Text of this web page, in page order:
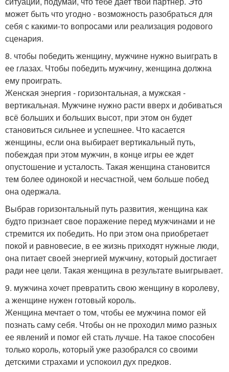
может быть что угодно - возможность разобраться для
себя с какими-то вопросами или реализация родового
сценария.
8. чтобы победить женщину, мужчине нужно выиграть в
ее глазах. Чтобы победить мужчину, женщина должна
ему проиграть.
Женская энергия - горизонтальная, а мужская -
вертикальная. Мужчине нужно расти вверх и добиваться
всё больших и больших высот, при этом он будет
становиться сильнее и успешнее. Что касается
женщины, если она выбирает вертикальный путь,
побеждая при этом мужчин, в конце игры ее ждет
опустошение и усталость. Такая женщина становится
тем более одинокой и несчастной, чем больше побед
она одержала.
Выбрав горизонтальный путь развития, женщина как
будто признает свое поражение перед мужчинами и не
стремится их победить. Но при этом она приобретает
покой и равновесие, в ее жизнь приходят нужные люди,
она питает своей энергией мужчину, который достигает
ради нее цели. Такая женщина в результате выигрывает.
9. мужчина хочет превратить свою женщину в королеву,
а женщине нужен готовый король.
Женщина мечтает о том, чтобы ее мужчина помог ей
познать саму себя. Чтобы он не проходил мимо разных
ее явлений и помог ей стать лучше. На такое способен
только король, который уже разобрался со своими
детскими страхами и успокоил дух предков.